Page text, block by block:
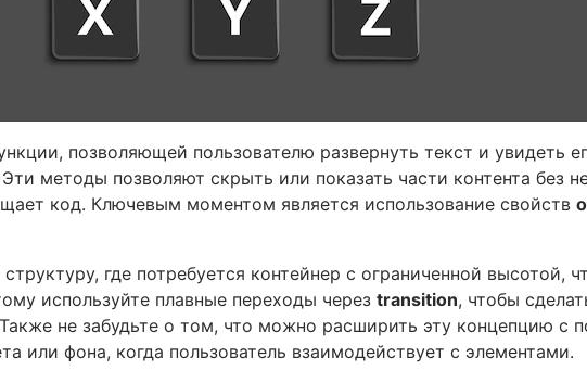
позволяющей пользователю развернуть текст и увидеть
Эти методы позволяют скрыть или показать части контента без
код. Ключевым моментом является использование свойств
где потребуется контейнер с ограниченной
используйте плавные переходы через transition, чтобы
не забудьте о том, что можно расширить эту концепцию с
или фона, когда пользователь взаимодействует с элементами.